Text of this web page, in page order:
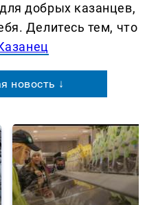
добрых казанцев,
Делитеcь тем, что
новость ↓